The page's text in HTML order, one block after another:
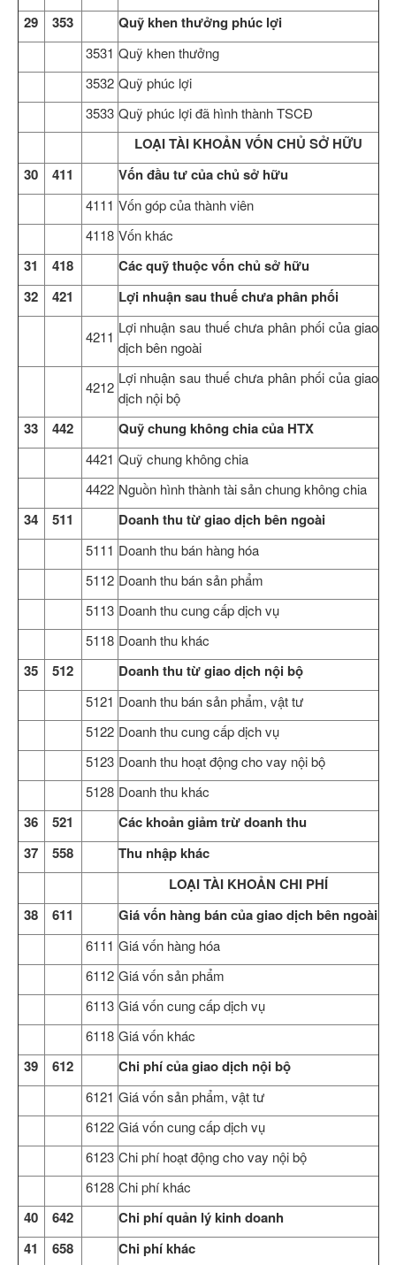
29
353 Quỹ khen thưởng phúc lợi
3531 Quỹ khen thưởng
3532 Quỹ phúc lợi
3533 Quỹ phúc lợi đã hình thành TSCĐ
LOẠI TÀI KHOẢN VỐN CHỦ SỞ HỮU
30
411 Vốn đầu tư của chủ sở hữu
4111 Vốn góp của thành viên
4118 Vốn khác
31 418
Các quỹ thuộc vốn chủ sở hữu
32
421 Lợi nhuận sau thuế chưa phân phối
4211
Lợi nhuận sau thuế chưa phân phối của giao
dịch bên ngoài
4212
Lợi nhuận sau thuế chưa phân phối của giao
dịch nội bộ
33 442 Quỹ chung không chia của HTX
4421 Quỹ chung không chia
4422 Nguồn hình thành tài sản chung không chia
34 511 Doanh thu từ giao dịch bên ngoài
5111 Doanh thu bán hàng hóa
5112 Doanh thu bán sản phẩm
5113 Doanh thu cung cấp dịch vụ
5118 Doanh thu khác
35 512 Doanh thu từ giao dịch nội bộ
5121 Doanh thu bán sản phẩm, vật tư
5122 Doanh thu cung cấp dịch vụ
5123 Doanh thu hoạt động cho vay nội bộ
5128 Doanh thu khác
36 521
Các khoản giảm trừ doanh thu
37
558
Thu nhập khác
LOẠI TÀI KHOẢN CHI PHÍ
38
611 Giá vốn hàng bán của giao dịch bên ngoài
6111 Giá vốn hàng hóa
6112 Giá vốn sản phẩm
6113 Giá vốn cung cấp dịch vụ
6118 Giá vốn khác
39 612 Chi phí của giao dịch nội bộ
6121 Giá vốn sản phẩm, vật tư
6122 Giá vốn cung cấp dịch vụ
6123 Chi phí hoạt động cho vay nội bộ
6128 Chi phí khác
40 642
Chi phí quản lý kinh doanh
41
658
Chi phí khác